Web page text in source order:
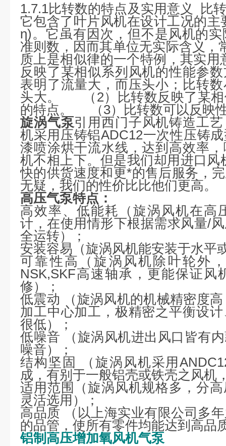
1.7.1比转数的特点及实用意义 比
它包含了叶片风机在设计工况的
η)。它虽有因次，但不是风机的
准则数，因而其单位无实际含义
质上是相似律的一个特例，其实
反映了某相似系列风机的性能参
表明了流量大，而压头小；比转
头大。 （2）比转数反映了某相
的特点。 （3）比转数可以反映
旋涡气泵引用西门子风机铸造工
机采用压铸铝ADC12一次性压铸
漆喷涂烘干流水线，达到高效率
机不相上下。但是我们却用进口风
快的供货速度和更*的售后服务，
无疑，我们的性价比比他们更高。
高压气泵特点：
高效率、低能耗（旋涡风机在高
计，在使用情形下根据需求风量/
全运转）；
安装容易（旋涡风机能安装于水平
可靠性高（旋涡风机除叶轮外
NSK,SKF高速轴承，更能保证风
修）；
低震动 （旋涡风机的机械精密度
加工中心加工，极精密之平衡设
很低）；
低噪音 （旋涡风机进出风口皆有
噪音）；
结构坚固 （旋涡风机采用
成，有别于一般铝壳或铁壳之风机
适用范围（旋涡风机规格多，分
灵活选用）；
高品质 （以上海实业有限公司多
的品管，使所有零件均能达到高品
铝制高压增加氧风机气泵